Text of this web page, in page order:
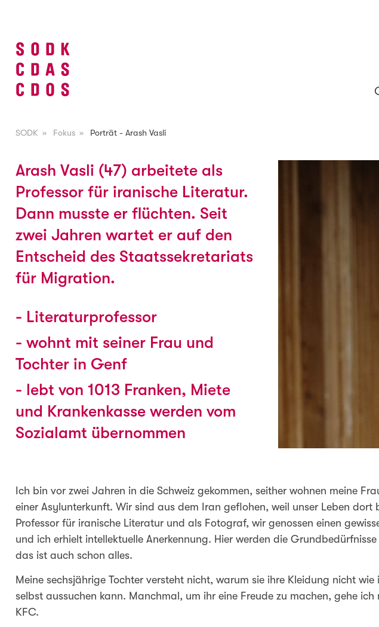
SODK » Fokus » Porträt - Arash Vasli
Arash Vasli (47) arbeitete als
Professor für iranische Literatur.
Dann musste er flüchten. Seit
zwei Jahren wartet er auf den
Entscheid des Staatssekretariats
für Migration.
- Literaturprofessor
- wohnt mit seiner Frau und
Tochter in Genf
- lebt von 1013 Franken, Miete
und Krankenkasse werden vom
Sozialamt übernommen
Ich bin vor zwei Jahren in die Schweiz gekommen, seither wohnen meine
einer Asylunterkunft. Wir sind aus dem Iran geflohen, weil unser Leben
Professor für iranische Literatur und als Fotograf, wir genossen einen
und ich erhielt intellektuelle Anerkennung. Hier werden die
das ist auch schon alles.
Meine sechsjährige Tochter versteht nicht, warum sie ihre Kleidung nicht wie
selbst aussuchen kann. Manchmal, um ihr eine Freude zu machen, gehe
KFC.